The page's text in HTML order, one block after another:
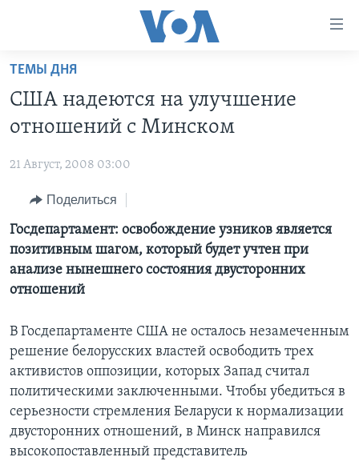
Перейти
основной
контент
навигации
Перейти
поиск
ПРОГРАММЫ
НОВОСТИ ЗА МИНУТУ
ИТОГИ
ПОЧЕМУ ЭТО ВАЖНО?
ДЕТАЛИ
АМЕРИКА. БОЛЬШОЕ ПУТЕШЕСТВИЕ
УЧИМ АНГЛИЙСКИЙ
НАША АМЕРИКАНСКАЯ ИСТОРИЯ
А КАК В АМЕРИКЕ?
АМЕРИКАНСКИЕ ГОРОДКИ
ЭКСПЕРТИЗА
ИНТЕРВЬЮ
ФАКТЫ ПРОТИВ ФЕЙКОВ
ЗА СВОБОДУ ПРЕССЫ
УЧИМ АНГЛИЙСКИЙ
ПОДПИСКА НА НОВОСТИ
Learning English
СОЦИАЛЬНЫЕ СЕТИ
ТЕМЫ ДНЯ
США надеются на улучшение
отношений с Минском
21 Август, 2008 03:00
Поделиться
Госдепартамент: освобождение узников является
позитивным шагом, который будет учтен при
анализе нынешнего состояния двусторонних
отношений
В Госдепартаменте США не осталось незамеченным
решение белорусских властей освободить трех
активистов оппозиции, которых Запад считал
политическими заключенными. Чтобы убедиться в
серьезности стремления Беларуси к нормализации
двусторонних отношений, в Минск направился
высокопоставленный представитель